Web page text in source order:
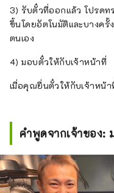
3) รับตั๋วที่ออกแล้ว โปรดท
ขึ้นโดยอัตโนมัติและบางครั้
ตนเอง
4) มอบตั๋วให้กับเจ้าหน้าที่
เมื่อคุณยื่นตั๋วให้กับเจ้าหน้
คำพูดจากเจ้าของ: